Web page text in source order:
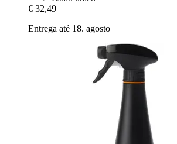
€ 32,49
Entrega até 18. agosto